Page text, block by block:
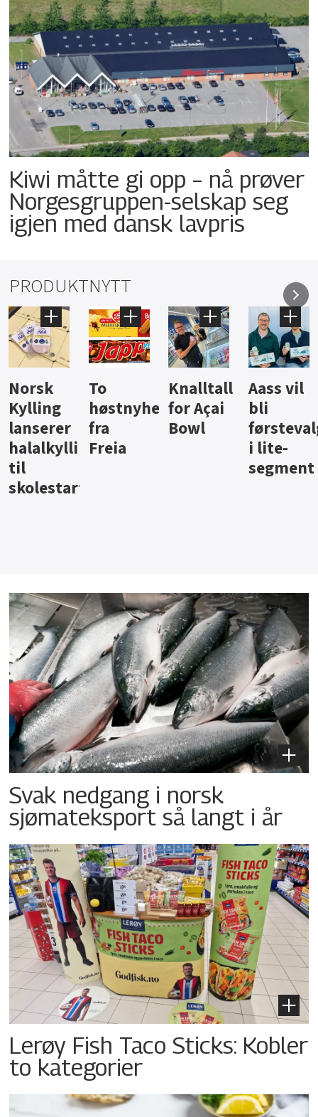
Kiwi måtte gi opp – nå prøver
Norgesgruppen-selskap seg
igjen med dansk lavpris
PRODUKTNYTT
Knalltall
for Açai
Bowl
Aass vil
bli
førstevalg
i lite-
Brus og
jus fra
Berentsen
Hard
iste fra
Hansa
Svak nedgang i norsk
sjømateksport så langt i år
Lerøy Fish Taco Sticks: Kobler
to kategorier